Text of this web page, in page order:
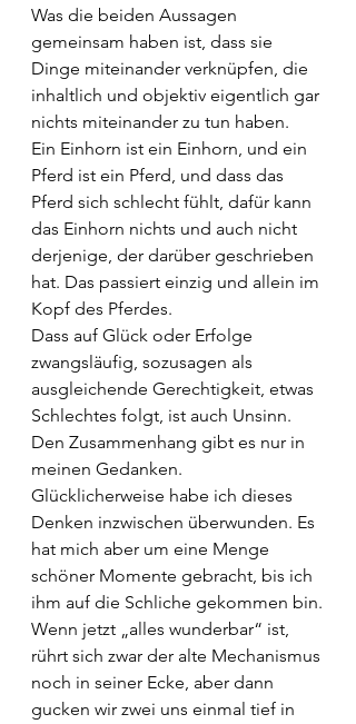
Was die beiden Aussagen
gemeinsam haben ist, dass sie
Dinge miteinander verknüpfen, die
inhaltlich und objektiv eigentlich gar
nichts miteinander zu tun haben.
Ein Einhorn ist ein Einhorn, und ein
Pferd ist ein Pferd, und dass das
Pferd sich schlecht fühlt, dafür kann
das Einhorn nichts und auch nicht
derjenige, der darüber geschrieben
hat. Das passiert einzig und allein im
Kopf des Pferdes.
Dass auf Glück oder Erfolge
zwangsläufig, sozusagen als
ausgleichende Gerechtigkeit, etwas
Schlechtes folgt, ist auch Unsinn.
Den Zusammenhang gibt es nur in
meinen Gedanken.
Glücklicherweise habe ich dieses
Denken inzwischen überwunden. Es
hat mich aber um eine Menge
schöner Momente gebracht, bis ich
ihm auf die Schliche gekommen bin.
Wenn jetzt „alles wunderbar“ ist,
rührt sich zwar der alte Mechanismus
noch in seiner Ecke, aber dann
gucken wir zwei uns einmal tief in